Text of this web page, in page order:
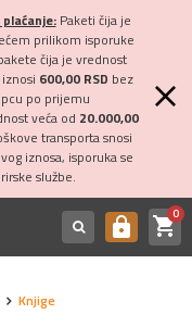
Paketi čija je
prilikom isporuke
čija je vrednost
600,00 RSD bez
po prijemu
veća od 20.000,00
transporta snosi
iznosa, isporuka se
službe.
https shopping_cart0
Knjige